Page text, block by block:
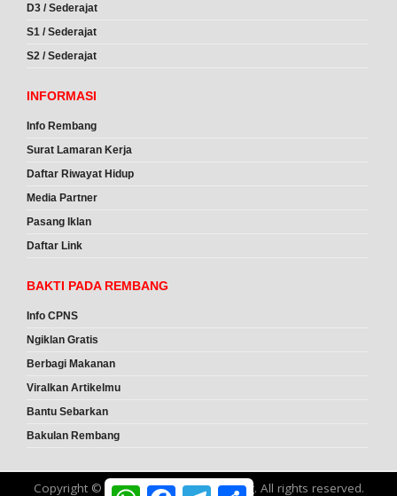
W F T S
D3 / Sederajat
S1 / Sederajat
S2 / Sederajat
INFORMASI
Info Rembang
Surat Lamaran Kerja
Daftar Riwayat Hidup
Media Partner
Pasang Iklan
Daftar Link
BAKTI PADA REMBANG
Info CPNS
Ngiklan Gratis
Berbagi Makanan
Viralkan Artikelmu
Bantu Sebarkan
Bakulan Rembang
Copyright ©2026Lowongan Rembang. All rights reserved.